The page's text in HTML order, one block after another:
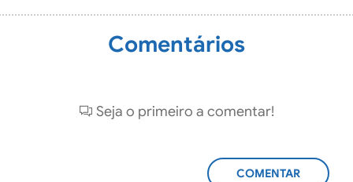
Comentários
Seja o primeiro a comentar!